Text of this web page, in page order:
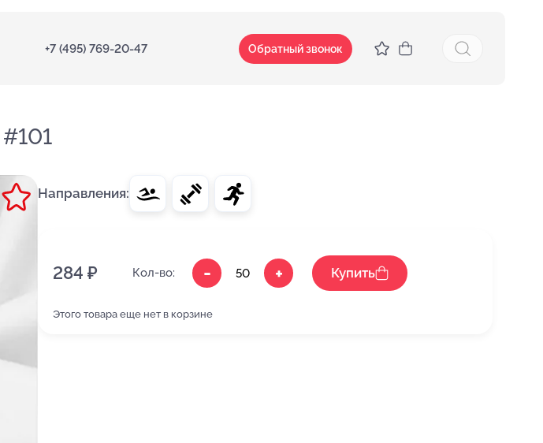
+7 (495) 769-20-47 Обратный звонок
Направления:
284 ₽ Кол-во: - + Купить
Этого товара еще нет в корзине